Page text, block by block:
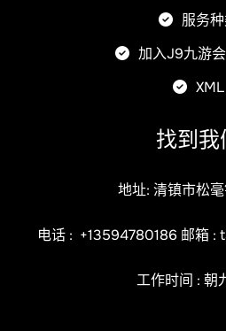
服务
加入J9九游
XML
找到我
地址: 清镇市松
电话 : +13594780186 邮箱 :
工作时间 : 朝